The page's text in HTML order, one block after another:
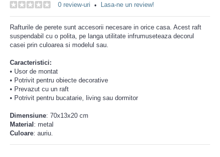
0 review-uri • Lasa-ne un review!
Rafturile de perete sunt accesorii necesare in orice casa. Acest raft
suspendabil cu o polita, pe langa utilitate infrumuseteaza decorul
casei prin culoarea si modelul sau.
Caracteristici:
• Usor de montat
• Potrivit pentru obiecte decorative
• Prevazut cu un raft
• Potrivit pentru bucatarie, living sau dormitor
Dimensiune: 70x13x20 cm
Material : metal
Culoare: auriu.